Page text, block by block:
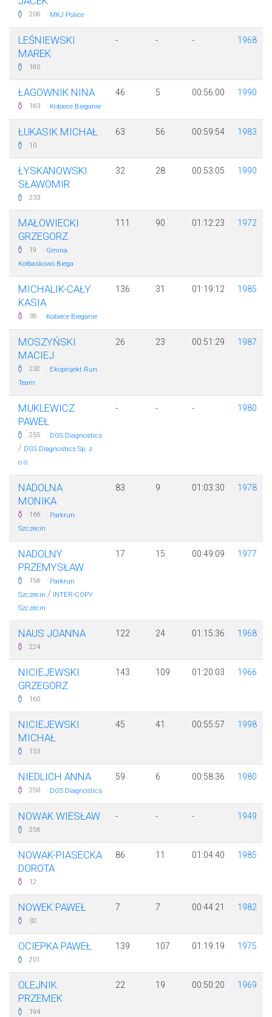
206 · MKJ Police
LEŚNIEWSKI
MAREK
180
- - - 1968
ŁAGOWNIK NINA
163 · Kobiece Bieganie
46 5 00:56:00 1990
ŁUKASIK MICHAŁ
10
63 56 00:59:54 1983
ŁYSKANOWSKI
SŁAWOMIR
233
32 28 00:53:05 1990
MAŁOWIECKI
GRZEGORZ
19 · Gmina
Kołbaskowo Biega
111 90 01:12:23 1972
MICHALIK-CAŁY
KASIA
36 · Kobiece Bieganie
136 31 01:19:12 1985
MOSZYŃSKI
MACIEJ
232 · Ekoprojekt Run
Team
26 23 00:51:29 1987
MUKLEWICZ
PAWEŁ
255 · DGS Diagnostics
/ DGS Diagnostics Sp. z
o.o.
- - - 1980
NADOLNA
MONIKA
166 · Parkrun
Szczecin
83 9 01:03:30 1978
NADOLNY
PRZEMYSŁAW
156 · Parkrun
Szczecin /
INTER-COPY
Szczecin
17 15 00:49:09 1977
NAUS JOANNA
224
122 24 01:15:36 1968
NICIEJEWSKI
GRZEGORZ
160
143 109 01:20:03 1966
NICIEJEWSKI
MICHAŁ
153
45 41 00:55:57 1998
NIEDLICH ANNA
250 · DGS Diagnostics
59 6 00:58:36 1980
NOWAK WIESŁAW
256
- - - 1949
NOWAK-PIASECKA
DOROTA
12
86 11 01:04:40 1985
NOWEK PAWEŁ
32
7 7 00:44:21 1982
OCIEPKA PAWEŁ
201
139 107 01:19:19 1975
OLEJNIK
PRZEMEK
194
22 19 00:50:20 1969